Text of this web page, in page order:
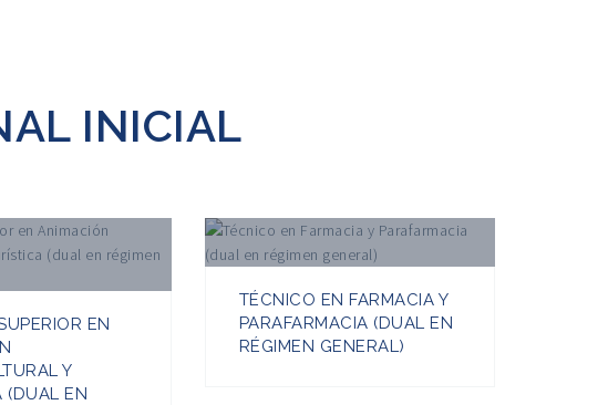
INICIAL
EN
Y
(DUAL EN
TÉCNICO EN FARMACIA Y
PARAFARMACIA (DUAL EN
RÉGIMEN GENERAL)